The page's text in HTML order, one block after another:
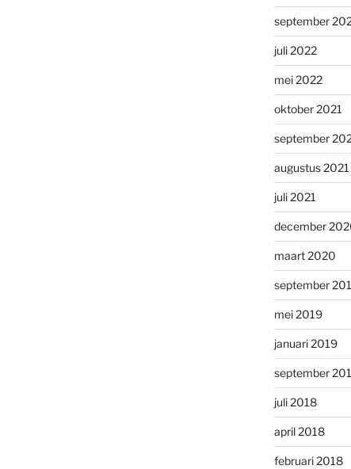
september
juli 2022
mei 2022
oktober 2021
september
augustus 2021
juli 2021
december
maart 2020
september
mei 2019
januari 2019
september
juli 2018
april 2018
februari 2018